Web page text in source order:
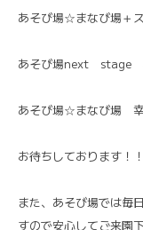
あそび場☆まなび場
あそび場next stage
あそび場☆まなび場
お待ちしております！！
また、あそび場では毎
すので安心してご来園下